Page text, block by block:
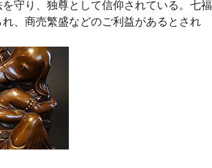
を守り、独尊として信仰されている。七福
、商売繁盛などのご利益があるとされ